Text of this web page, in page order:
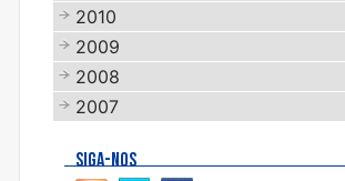
2010
2009
2008
2007
SIGA-NOS